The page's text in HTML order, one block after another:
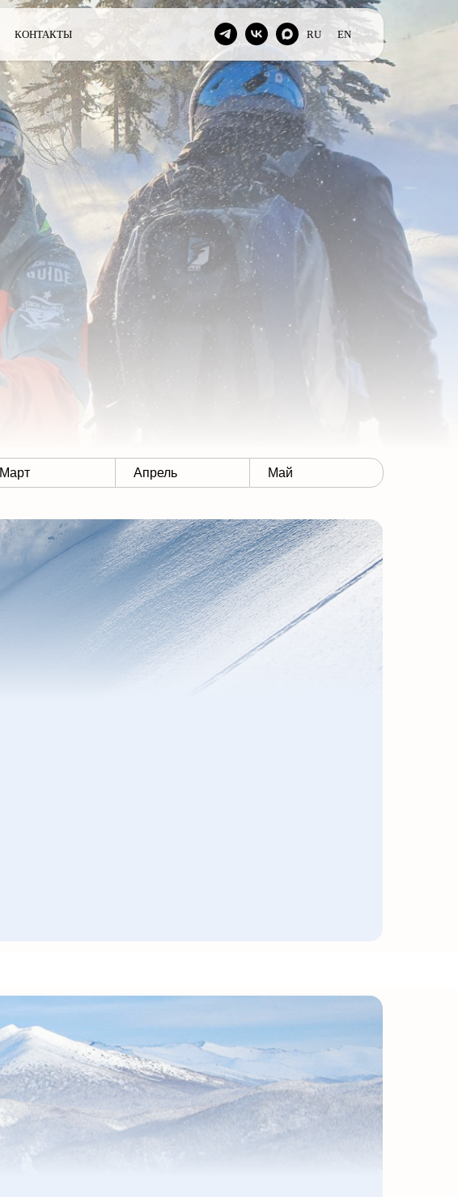
КОНТАКТЫ RU EN
Март Апрель Май